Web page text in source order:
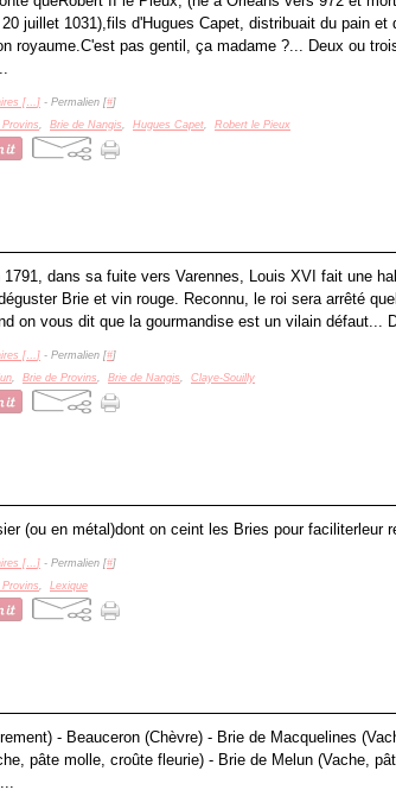
juillet 1031),fils d'Hugues Capet, distribuait du pain et
royaume.C'est pas gentil, ça madame ?... Deux ou
[…] - Permalien [#]
, Brie de Nangis, Hugues Capet, Robert le Pieux
1791, dans sa fuite vers Varennes, Louis XVI fait une
Brie et vin rouge. Reconnu, le roi sera arrêté
on vous dit que la gourmandise est un vilain défaut...
[…] - Permalien [#]
, Brie de Provins, Brie de Nangis, Claye-Souilly
(ou en métal)dont on ceint les Bries pour faciliterleur
[…] - Permalien [#]
, Lexique
- Beauceron (Chèvre) - Brie de Macquelines
pâte molle, croûte fleurie) - Brie de Melun (Vache,